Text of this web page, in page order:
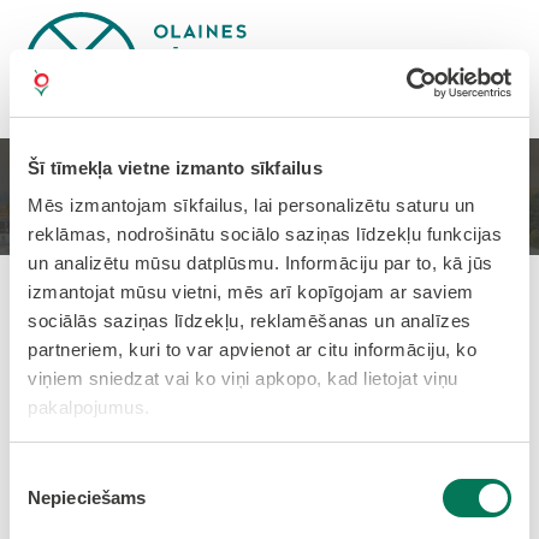
Šī tīmekļa vietne izmanto sīkfailus
Mēs izmantojam sīkfailus, lai personalizētu saturu un
reklāmas, nodrošinātu sociālo saziņas līdzekļu funkcijas
un analizētu mūsu datplūsmu. Informāciju par to, kā jūs
izmantojat mūsu vietni, mēs arī kopīgojam ar saviem
sociālās saziņas līdzekļu, reklamēšanas un analīzes
partneriem, kuri to var apvienot ar citu informāciju, ko
viņiem sniedzat vai ko viņi apkopo, kad lietojat viņu
pakalpojumus.
izvēle
Nepieciešams
Sākums PASĀKUMI
Fotogrāfiju izstāde "Bez
ierobežojumiem"
Pievienots: 03.07.2026